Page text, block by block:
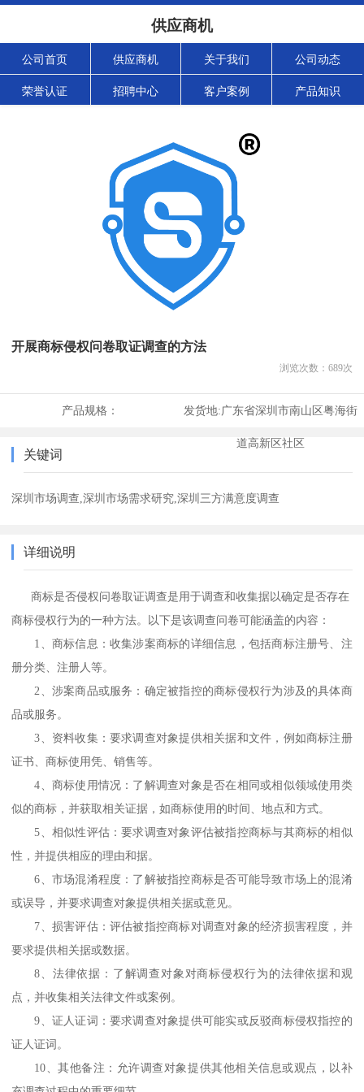
供应商机
公司首页 供应商机 关于我们 公司动态
荣誉认证 招聘中心 客户案例 产品知识
开展商标侵权问卷取证调查的方法
浏览次数： 689次
产品规格： 发货地:广东省深圳市南山区粤海街
道高新区社区
关键词
深圳市场调查,深圳市场需求研究,深圳三方满意度调查
详细说明
商标是否侵权问卷取证调查是用于调查和收集据以确定是否存在
商标侵权行为的一种方法。以下是该调查问卷可能涵盖的内容：
1、 商标信息：收集涉案商标的详细信息，包括商标注册号、注
册分类、注册人等。
2、 涉案商品或服务：确定被指控的商标侵权行为涉及的具体商
品或服务。
3、 资料收集：要求调查对象提供相关据和文件，例如商标注册
证书、商标使用凭、销售等。
4、 商标使用情况：了解调查对象是否在相同或相似领域使用类
似的商标，并获取相关证据，如商标使用的时间、地点和方式。
5、 相似性评估：要求调查对象评估被指控商标与其商标的相似
性，并提供相应的理由和据。
6、 市场混淆程度：了解被指控商标是否可能导致市场上的混淆
或误导，并要求调查对象提供相关据或意见。
7、 损害评估：评估被指控商标对调查对象的经济损害程度，并
要求提供相关据或数据。
8、 法律依据：了解调查对象对商标侵权行为的法律依据和观
点，并收集相关法律文件或案例。
9、 证人证词：要求调查对象提供可能实或反驳商标侵权指控的
证人证词。
10、其他备注：允许调查对象提供其他相关信息或观点，以补